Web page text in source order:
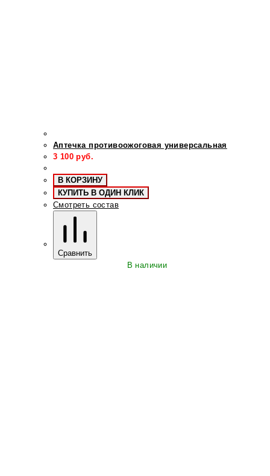
Аптечка противоожоговая универсальная
3 100 руб.
В КОРЗИНУ
КУПИТЬ В ОДИН КЛИК
Смотреть состав
Сравнить
В наличии